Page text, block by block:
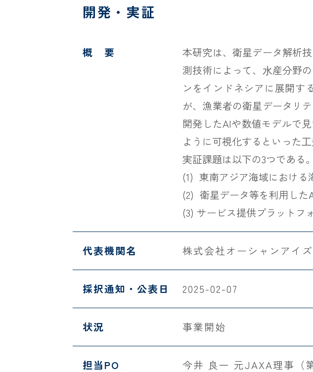
開発・実証
概 要
本研究は、衛星データ解析
測技術によって、⽔産分野
ンをインドネシアに展開す
が、漁業者の衛星データリ
開発したAIや数値モデルで
ように可視化するといった
実証課題は以下の3つである。
(1) 東南アジア海域における
(2) 衛星データ等を利用した
(3) サービス提供プラットフ
代表機関名 株式会社オーシャンアイズ
採択通知・公表日 2025-02-07
状況 事業開始
担当PO 今井 良一 元JAXA理事（